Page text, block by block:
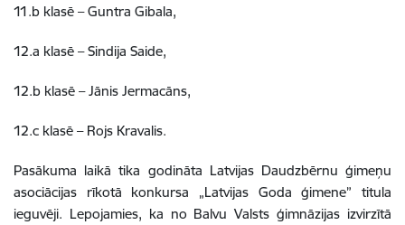
11.b klasē – Guntra Gibala,
12.a klasē – Sindija Saide,
12.b klasē – Jānis Jermacāns,
12.c klasē – Rojs Kravalis.
Pasākuma laikā tika godināta Latvijas Daudzbērnu ģimeņu
asociācijas rīkotā konkursa „Latvijas Goda ģimene” titula
ieguvēji. Lepojamies, ka no Balvu Valsts ģimnāzijas izvirzītā